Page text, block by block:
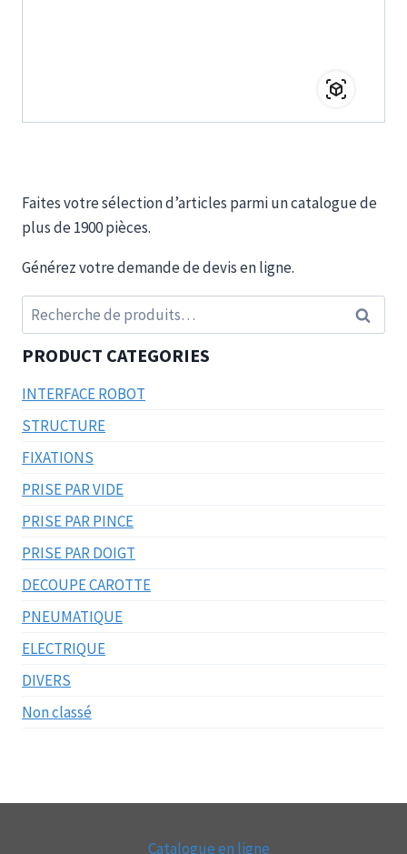
Faites votre sélection d’articles parmi un catalogue de
plus de 1900 pièces.
Générez votre demande de devis en ligne.
Recherche
pour :
PRODUCT CATEGORIES
INTERFACE ROBOT
STRUCTURE
FIXATIONS
PRISE PAR VIDE
PRISE PAR PINCE
PRISE PAR DOIGT
DECOUPE CAROTTE
PNEUMATIQUE
ELECTRIQUE
DIVERS
Non classé
Catalogue en ligne